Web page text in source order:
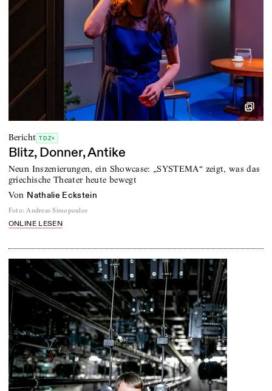
Bericht TDZ+
Blitz, Donner, Antike
Neun Inszenierungen, ein Showcase: „SYSTEMA“ zeigt, was das
griechische Theater heute bewegt
von Nathalie Eckstein
Foto: Andreas Simopoulos
ONLINE LESEN